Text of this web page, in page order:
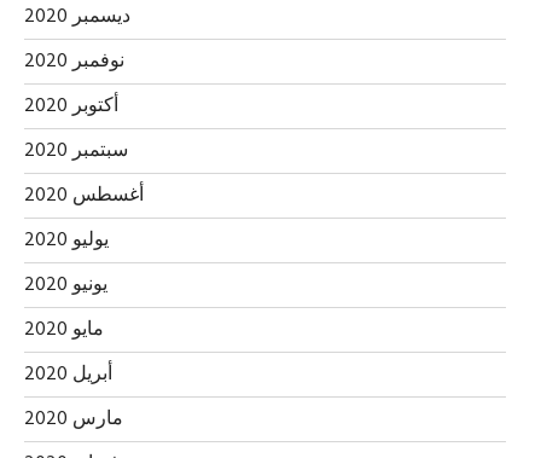
ديسمبر 2020
نوفمبر 2020
أكتوبر 2020
سبتمبر 2020
أغسطس 2020
يوليو 2020
يونيو 2020
مايو 2020
أبريل 2020
مارس 2020